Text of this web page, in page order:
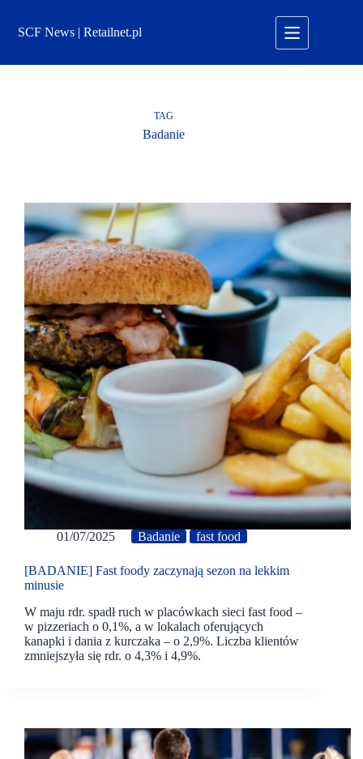
treściSCF News | Retailnet.pl
TAG
Badanie
01/07/2025 Badanie fast food
[BADANIE] Fast foody zaczynają sezon na lekkim
minusie
W maju rdr. spadł ruch w placówkach sieci fast food –
w pizzeriach o 0,1%, a w lokalach oferujących
kanapki i dania z kurczaka – o 2,9%. Liczba klientów
zmniejszyła się rdr. o 4,3% i 4,9%.